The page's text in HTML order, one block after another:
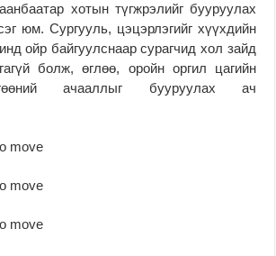
хотын түгжрэлийг бууруулах
юм. Сургууль, цэцэрлэгийг хүүхдийн
ойр байгуулснаар сурагчид хол зайд
болж, өглөө, оройн оргил цагийн
ачааллыг бууруулах ач